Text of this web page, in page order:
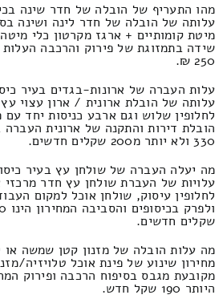
מהו התעריף של הובלה של חדר שינה
עלותה של הובלה של חדר לינה ושינה
מיטת קומותיים + ארגז מקרטון כלי
250 ₪.
עלות העברה של ארונות-בגדים בעיר
לחלופין שלוש וגם ארבע כניסות יחד
הובלת דירות והתקנה של ארונית העברה
330 ולא יותר מ200 שקלים חדשים.
מה יעלה העברה של שולחן עץ בעיר
עלויות של העברת שולחן עץ חדר מרכזי
לחלופין עיסוק, שולחן אוכל למקום
שקלים חדשים.
מה עלות הובלה של מזנון קטן שמשה או
מחירון שינוע של פינת אוכל טלויזיה/
היותר 190 שקל חדש.